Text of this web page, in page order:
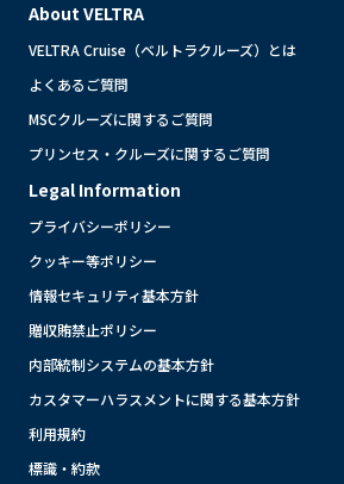
About VELTRA
VELTRA Cruise（ベルトラクルーズ）とは
よくあるご質問
MSCクルーズに関するご質問
プリンセス・クルーズに関するご質問
Legal Information
プライバシーポリシー
クッキー等ポリシー
情報セキュリティ基本方針
贈収賄禁止ポリシー
内部統制システムの基本方針
カスタマーハラスメントに関する基本方針
利用規約
標識・約款